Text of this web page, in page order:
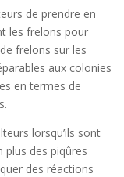
de prendre en
les frelons pour
frelons sur les
aux colonies
en termes de
lorsqu’ils sont
des piqûres
des réactions